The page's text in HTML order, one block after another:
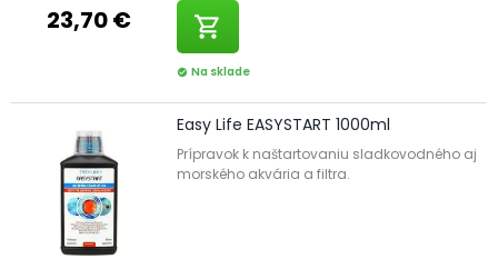
23,70 € shopping_cart
check_circle Na sklade
Easy Life EASYSTART 1000ml
Prípravok k naštartovaniu sladkovodného aj
morského akvária a filtra.